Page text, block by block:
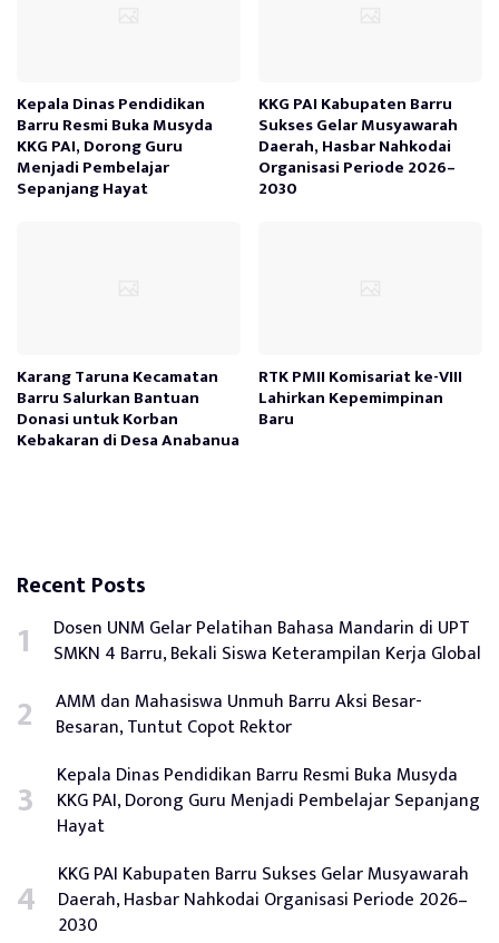
Kepala Dinas Pendidikan
Barru Resmi Buka Musyda
KKG PAI, Dorong Guru
Menjadi Pembelajar
Sepanjang Hayat
KKG PAI Kabupaten Barru
Sukses Gelar Musyawarah
Daerah, Hasbar Nahkodai
Organisasi Periode 2026–
2030
Karang Taruna Kecamatan
Barru Salurkan Bantuan
Donasi untuk Korban
Kebakaran di Desa Anabanua
RTK PMII Komisariat ke-VIII
Lahirkan Kepemimpinan
Baru
Recent Posts
Dosen UNM Gelar Pelatihan Bahasa Mandarin di UPT
SMKN 4 Barru, Bekali Siswa Keterampilan Kerja Global
AMM dan Mahasiswa Unmuh Barru Aksi Besar-
Besaran, Tuntut Copot Rektor
Kepala Dinas Pendidikan Barru Resmi Buka Musyda
KKG PAI, Dorong Guru Menjadi Pembelajar Sepanjang
Hayat
KKG PAI Kabupaten Barru Sukses Gelar Musyawarah
Daerah, Hasbar Nahkodai Organisasi Periode 2026–
2030